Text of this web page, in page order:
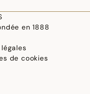
en 1888
de cookies